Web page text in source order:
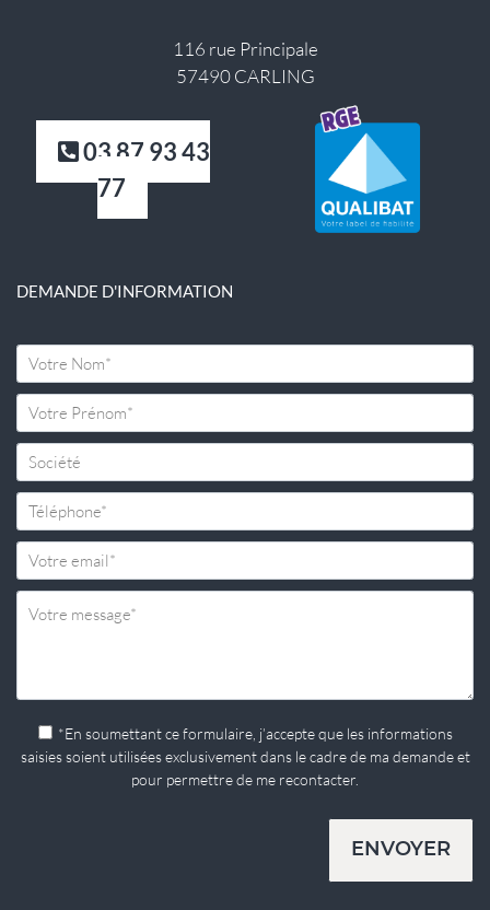
116 rue Principale
57490 CARLING
03 87 93 43
77
DEMANDE D'INFORMATION
*En soumettant ce formulaire, j’accepte que les informations
saisies soient utilisées exclusivement dans le cadre de ma demande et
pour permettre de me recontacter.